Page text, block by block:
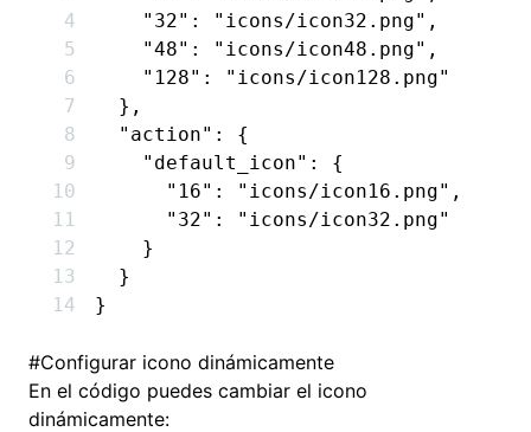
    "32"
: "icons/icon32.png" ,
    "48"
: "icons/icon48.png" ,
    "128"
:
"icons/icon128.png"
  }
,
  "action"
:
{
    "default_icon"
:
{
      "16"
: "icons/icon16.png" ,
      "32"
:
"icons/icon32.png"
    }
  }
}
#Configurar icono dinámicamente
En el código puedes cambiar el icono
dinámicamente: